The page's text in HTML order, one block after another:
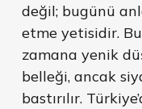
değil; bugünü
etme yetisidir.
zamana yenik
belleği, ancak
bastırılır.